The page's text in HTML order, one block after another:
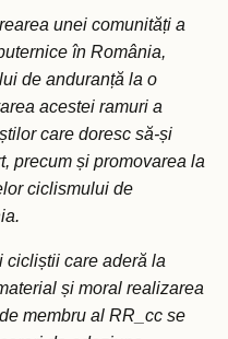
unei comunități a
în România,
de anduranță la o
acestei ramuri a
care doresc să-și
precum și promovarea la
ciclismului de
cicliștii care aderă la
și moral realizarea
membru al RR_cc se